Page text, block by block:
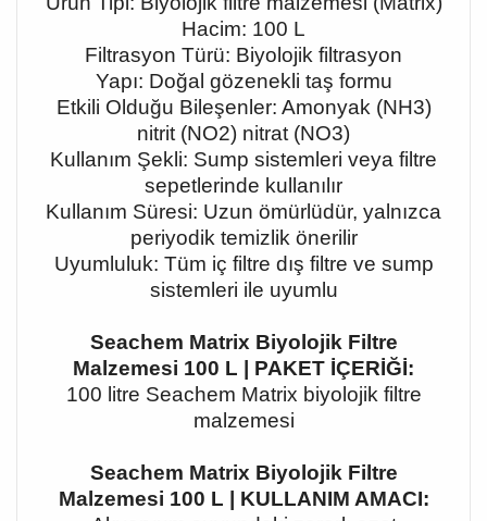
Hacim: 100 L
Filtrasyon Türü: Biyolojik filtrasyon
Yapı: Doğal gözenekli taş formu
Etkili Olduğu Bileşenler: Amonyak (NH3)
nitrit (NO2) nitrat (NO3)
Kullanım Şekli: Sump sistemleri veya filtre
sepetlerinde kullanılır
Kullanım Süresi: Uzun ömürlüdür, yalnızca
periyodik temizlik önerilir
Uyumluluk: Tüm iç filtre dış filtre ve sump
sistemleri ile uyumlu
Seachem Matrix Biyolojik Filtre
Malzemesi 100 L | PAKET İÇERİĞİ:
100 litre Seachem Matrix biyolojik filtre
malzemesi
Seachem Matrix Biyolojik Filtre
Malzemesi 100 L | KULLANIM AMACI: